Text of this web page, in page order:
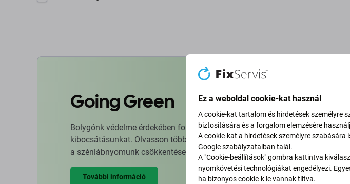
Going Green
Bolygónk védelme érdekében folyamatosan javítjuk szén-dioxid-
kibocsátásunkat. Olvasson többet arról, hogyan alakítjuk át folyamatainkat
a szénlábnyomunk csökkentése érdekében.
További információ
Ez a weboldal cookie-kat használ
A cookie-kat tartalom és hirdetések személyre
biztosítására és a forgalom elemzésére
A cookie-kat a hirdetések személyre
Google szabályzataiban talál.
A "Cookie-beállítások" gombra kattintva
nyomkövetési technológiákat engedélyezi.
ha bizonyos cookie-k le vannak tiltva.